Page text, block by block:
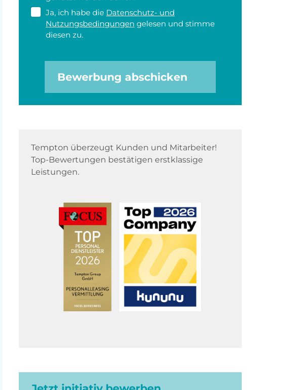
Ja, ich habe die Datenschutz- und
Nutzungsbedingungen gelesen und stimme
diesen zu.
Bewerbung abschicken
Tempton überzeugt Kunden und Mitarbeiter!
Top-Bewertungen bestätigen erstklassige
Leistungen.